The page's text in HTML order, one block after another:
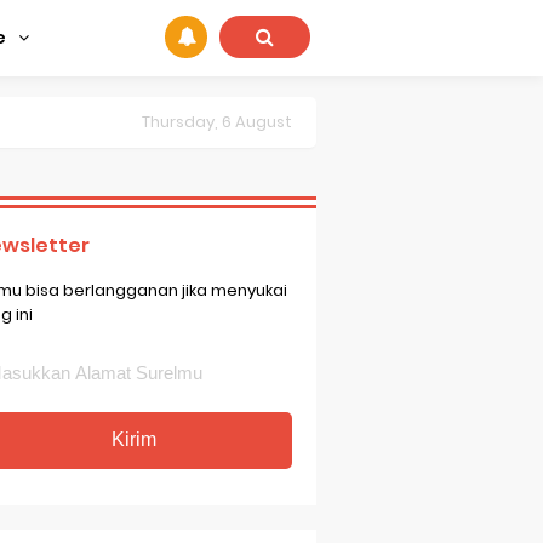
Thursday, 6 August
bisa berlangganan jika menyukai
ini